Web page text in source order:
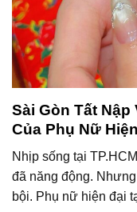
Sài Gòn Tất Nập
Của Phụ Nữ
Nhịp sống tại
đã năng động. Nhưng
bội. Phụ nữ hiện đại